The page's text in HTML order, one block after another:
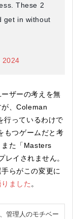
These 2
get in without
2024
ザーの考えを無
、Coleman
行っているわけで
もつゲームだと考
また「Masters
イされません。
らがこの変更に
りました 。
管理人のモチベー